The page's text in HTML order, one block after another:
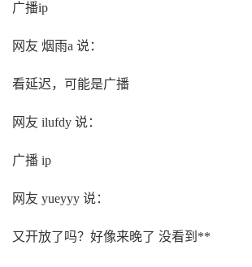
广播ip
网友 烟雨a 说：
看延迟，可能是广播
网友 ilufdy 说：
广播 ip
网友 yueyyy 说：
又开放了吗？好像来晚了 没看到**